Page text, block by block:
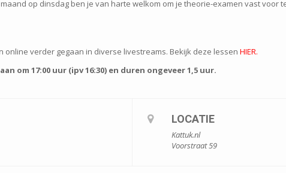
op dinsdag ben je van harte welkom om je theorie-examen vast voor
online verder gegaan in diverse livestreams. Bekijk deze lessen HIER.
om 17:00 uur (ipv 16:30) en duren ongeveer 1,5 uur.
LOCATIE
Kattuk.nl
Voorstraat 59